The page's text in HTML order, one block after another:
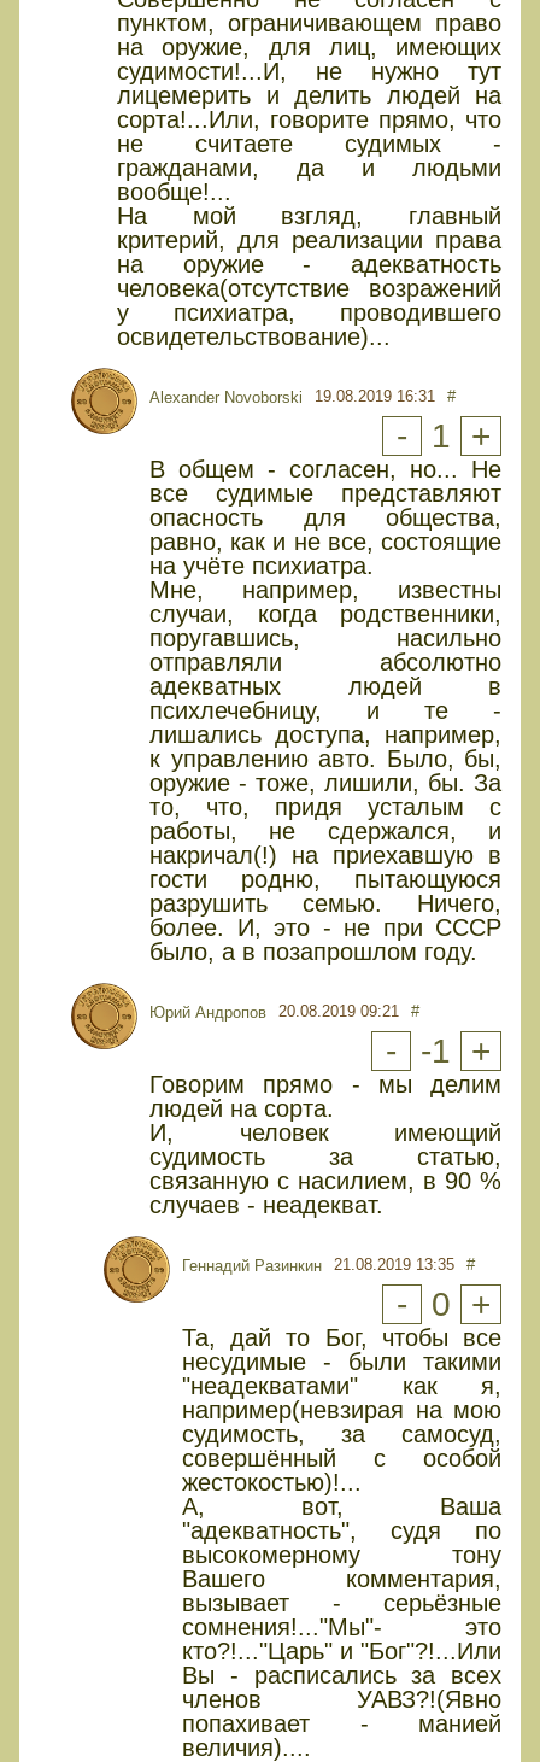
пунктом, ограничивающем право
на оружие, для лиц, имеющих
судимости!...И, не нужно тут
лицемерить и делить людей на
сорта!...Или, говорите прямо, что
не считаете судимых -
гражданами, да и людьми
вообще!...
На мой взгляд, главный
критерий, для реализации права
на оружие - адекватность
человека(отсутствие возражений
у психиатра, проводившего
освидетельствование)...
Alexander Novoborski 19.08.2019 16:31 #
- 1 +
В общем - согласен, но... Не
все судимые представляют
опасность для общества,
равно, как и не все, состоящие
на учёте психиатра.
Мне, например, известны
случаи, когда родственники,
поругавшись, насильно
отправляли абсолютно
адекватных людей в
психлечебницу, и те -
лишались доступа, например,
к управлению авто. Было, бы,
оружие - тоже, лишили, бы. За
то, что, придя усталым с
работы, не сдержался, и
накричал(!) на приехавшую в
гости родню, пытающуюся
разрушить семью. Ничего,
более. И, это - не при СССР
было, а в позапрошлом году.
Юрий Андропов 20.08.2019 09:21 #
- -1 +
Говорим прямо - мы делим
людей на сорта.
И, человек имеющий
судимость за статью,
связанную с насилием, в 90 %
случаев - неадекват.
Геннадий Разинкин 21.08.2019 13:35 #
- 0 +
Та, дай то Бог, чтобы все
несудимые - были такими
"неадекватами" как я,
например(невзирая на мою
судимость, за самосуд,
совершённый с особой
жестокостью)!...
А, вот, Ваша
"адекватность", судя по
высокомерному тону
Вашего комментария,
вызывает - серьёзные
сомнения!..."Мы"- это
кто?!..."Царь" и "Бог"?!...Или
Вы - расписались за всех
членов УАВЗ?!(Явно
попахивает - манией
величия)....